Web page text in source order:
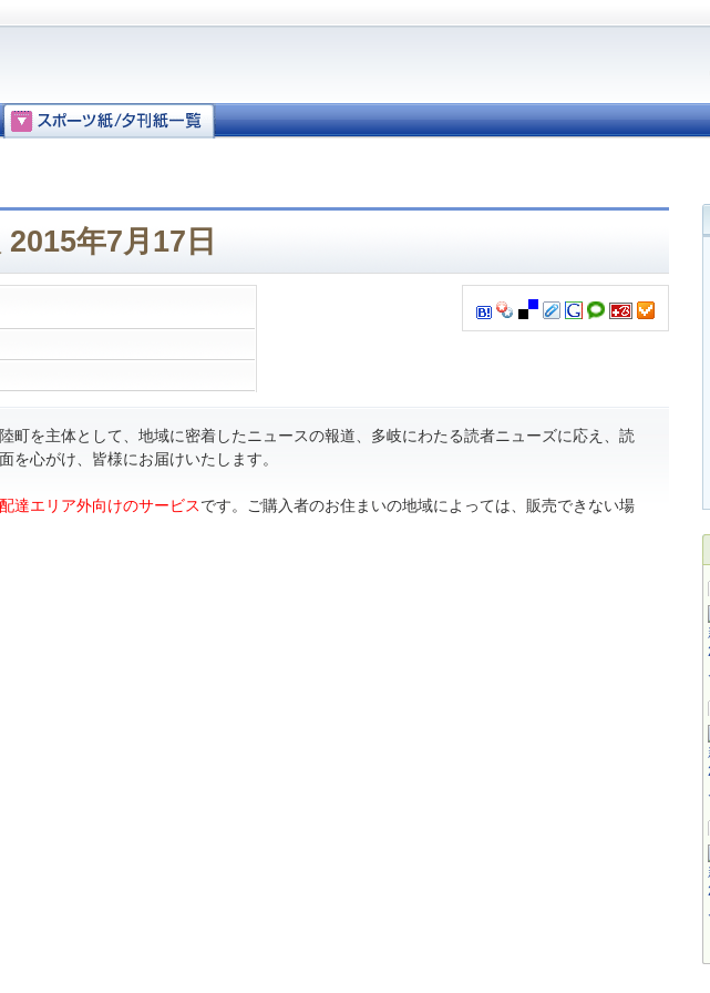
年7月17日
町を主体として、地域に密着したニュースの報道、多岐にわたる読者ニューズに応え、読
を心がけ、皆様にお届けいたします。
配達エリア外向けのサービスです。ご購入者のお住まいの地域によっては、販売できない場